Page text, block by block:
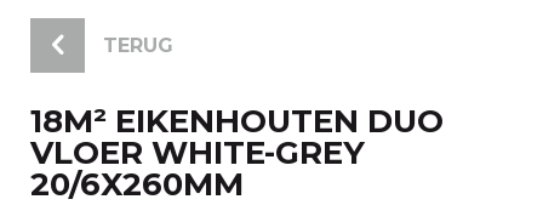
TERUG
18M² EIKENHOUTEN DUO
VLOER WHITE-GREY
20/6X260MM